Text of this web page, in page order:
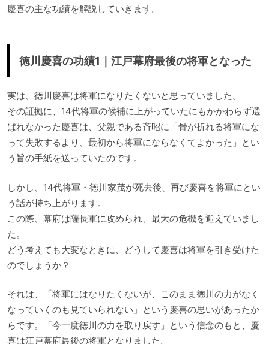
慶喜の主な功績を解説していきます。
徳川慶喜の功績1｜江戸幕府最後の将軍となった
実は、徳川慶喜は将軍になりたくないと思っていました。
その証拠に、14代将軍の候補に上がっていたにもかかわらず選
ばれなかった慶喜は、父親である斉昭に「骨が折れる将軍にな
って失敗するより、最初から将軍にならなくてよかった」とい
う旨の手紙を送っていたのです。
しかし、14代将軍・徳川家茂が死去後、再び慶喜を将軍にとい
う話が持ち上がります。
この際、幕府は薩長軍に攻められ、最大の危機を迎えていまし
た。
どう考えても大変なときに、どうして慶喜は将軍を引き受けた
のでしょうか？
それは、「将軍にはなりたくないが、このまま徳川の力がなく
なっていくのも見ていられない」という慶喜の思いがあったか
らです。「今一度徳川の力を取り戻す」という信念のもと、慶
喜は江戸幕府最後の将軍となりました。